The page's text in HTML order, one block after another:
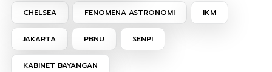
CHELSEA FENOMENA ASTRONOMI IKM
JAKARTA PBNU SENPI
KABINET BAYANGAN